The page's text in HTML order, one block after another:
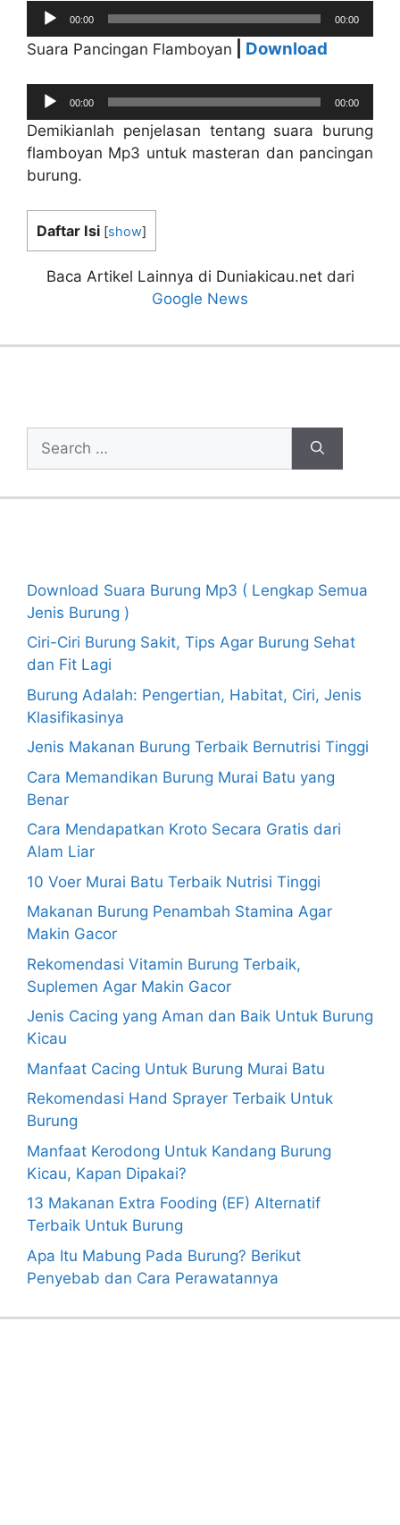
Audio
Player
00:00 00:00
Suara Pancingan Flamboyan Download
Audio
Player
00:00 00:00
Demikianlah penjelasan tentang suara burung
flamboyan Mp3 untuk masteran dan pancingan
burung.
Daftar Isi [show]
Baca Artikel Lainnya di Duniakicau.net dari
Google News
for:
Download Suara Burung Mp3 ( Lengkap Semua
Jenis Burung )
Ciri-Ciri Burung Sakit, Tips Agar Burung Sehat
dan Fit Lagi
Burung Adalah: Pengertian, Habitat, Ciri, Jenis
Klasifikasinya
Jenis Makanan Burung Terbaik Bernutrisi Tinggi
Cara Memandikan Burung Murai Batu yang
Benar
Cara Mendapatkan Kroto Secara Gratis dari
Alam Liar
10 Voer Murai Batu Terbaik Nutrisi Tinggi
Makanan Burung Penambah Stamina Agar
Makin Gacor
Rekomendasi Vitamin Burung Terbaik,
Suplemen Agar Makin Gacor
Jenis Cacing yang Aman dan Baik Untuk Burung
Kicau
Manfaat Cacing Untuk Burung Murai Batu
Rekomendasi Hand Sprayer Terbaik Untuk
Burung
Manfaat Kerodong Untuk Kandang Burung
Kicau, Kapan Dipakai?
13 Makanan Extra Fooding (EF) Alternatif
Terbaik Untuk Burung
Apa Itu Mabung Pada Burung? Berikut
Penyebab dan Cara Perawatannya